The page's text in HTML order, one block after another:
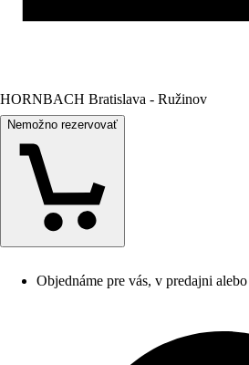
HORNBACH Bratislava - Ružinov
Nemožno rezervovať
Objednáme pre vás, v predajni